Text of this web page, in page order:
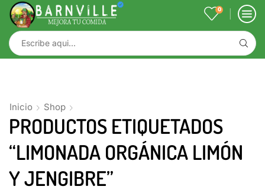
0
Inicio Shop
PRODUCTOS ETIQUETADOS
“LIMONADA ORGÁNICA LIMÓN
Y JENGIBRE”